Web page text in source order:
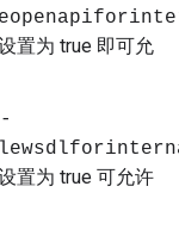
置为 true 即可允
置为 true 可允许